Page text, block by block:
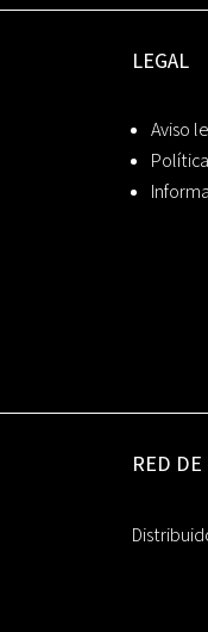
LEGAL
Aviso
RED